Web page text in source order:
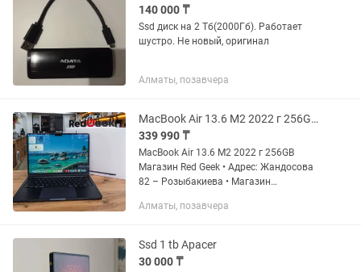
140 000 ₸
Ssd диск на 2 Тб(2000Гб). Работает
шустро. Не новый, оригинал
Алматы, позавчера
MacBook Air 13.6 M2 2022 г 256GB Рассрочка Магазин Red Geek
339 990 ₸
MacBook Air 13.6 M2 2022 г 256GB
Магазин Red Geek • Адрес: Жандосова
82 – Розыбакиева • Магазин
Рассрочка 0-0-12 • Официальная
Алматы, позавчера
Ssd 1 tb Apacer
30 000 ₸